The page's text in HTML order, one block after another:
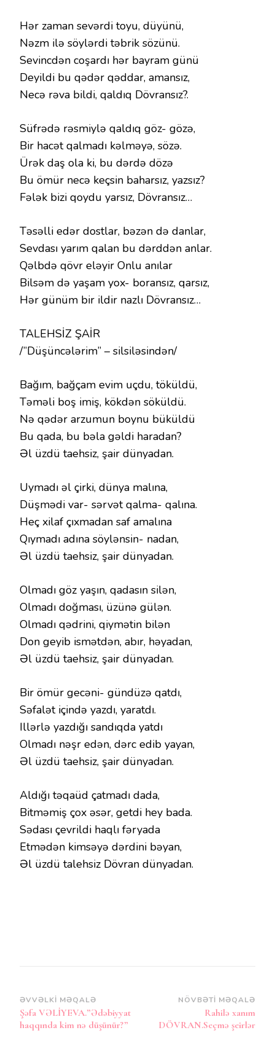
Hər zaman sevərdi toyu, düyünü,
Nəzm ilə söylərdi təbrik sözünü.
Sevincdən coşardı hər bayram günü
Deyildi bu qədər qəddar, amansız,
Necə rəva bildi, qaldıq Dövransız?.
Süfrədə rəsmiylə qaldıq göz- gözə,
Bir hacət qalmadı kəlməyə, sözə.
Ürək daş ola ki, bu dərdə dözə
Bu ömür necə keçsin baharsız, yazsız?
Fələk bizi qoydu yarsız, Dövransız…
Təsəlli edər dostlar, bəzən də danlar,
Sevdası yarım qalan bu dərddən anlar.
Qəlbdə qövr eləyir Onlu anılar
Bilsəm də yaşam yox- boransız, qarsız,
Hər günüm bir ildir nazlı Dövransız…
TALEHSİZ ŞAİR
/”Düşüncələrim” – silsiləsindən/
Bağım, bağçam evim uçdu, töküldü,
Təməli boş imiş, kökdən söküldü.
Nə qədər arzumun boynu büküldü
Bu qada, bu bəla gəldi haradan?
Əl üzdü taehsiz, şair dünyadan.
Uymadı əl çirki, dünya malına,
Düşmədi var- sərvət qalma- qalına.
Heç xilaf çıxmadan saf amalına
Qıymadı adına söylənsin- nadan,
Əl üzdü taehsiz, şair dünyadan.
Olmadı göz yaşın, qadasın silən,
Olmadı doğması, üzünə gülən.
Olmadı qədrini, qiymətin bilən
Don geyib ismətdən, abır, həyadan,
Əl üzdü taehsiz, şair dünyadan.
Bir ömür gecəni- gündüzə qatdı,
Səfalət içində yazdı, yaratdı.
Illərlə yazdığı sandıqda yatdı
Olmadı nəşr edən, dərc edib yayan,
Əl üzdü taehsiz, şair dünyadan.
Aldığı təqaüd çatmadı dada,
Bitməmiş çox əsər, getdi hey bada.
Sədası çevrildi haqlı fəryada
Etmədən kimsəyə dərdini bəyan,
Əl üzdü talehsiz Dövran dünyadan.
Post
Naviqasiya
ƏVVƏLKI MƏQALƏ
Şəfa VƏLİYEVA.”Ədəbiyyat
haqqında kim nə düşünür?”
NÖVBƏTI MƏQALƏ
Rahilə xanım
DÖVRAN.Seçmə şeirlər